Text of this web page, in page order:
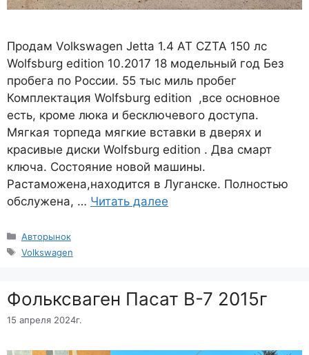
Продам Volkswagen Jetta 1.4 AT CZTA 150 лс
Wolfsburg edition 10.2017 18 модельный год Без
пробега по России. 55 тыс миль пробег
Комплектация Wolfsburg edition ,все основное
есть, кроме люка и бесключевого доступа.
Мягкая торпеда мягкие вставки в дверях и
красивые диски Wolfsburg edition . Два смарт
ключа. Состояние новой машины.
Растаможена,находится в Луганске. Полностью
обслужена, … Читать далее
Рубрики
Авторынок
Метки
Volkswagen
Фольксваген Пасат В-7 2015г
15 апреля 2024г.